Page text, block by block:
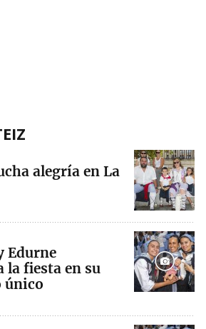
alegría en La
Edurne
la fiesta en su
único